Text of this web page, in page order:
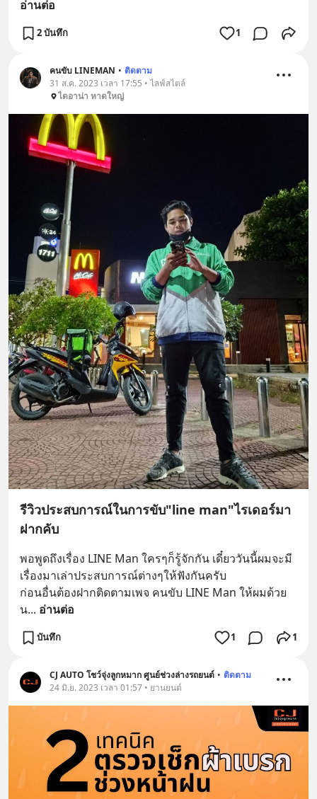
อ่านต่อ
2 บันทึก 1
คนขับ LINEMAN • ติดตาม
31 ส.ค. 2023 เวลา 17:55 • ไลฟ์สไตล์
ไดอาน่า หาดใหญ่
รีวิวประสบการณ์ในการขับ"line man"ไรเดอร์มา
ฝากคับ
พอพูดถึงเรื่อง LINE Man ใครๆก็รู้จักกัน เดี๋ยววันนี้ผมจะมี
เรื่องมาเล่าประสบการณ์ต่างๆให้ฟังกันครับ
ก่อนอื่นต้องฝากติดตามเพจ คนขับ LINE Man ให้ผมด้วย
น... อ่านต่อ
บันทึก 1 1
CJ AUTO โชว์จุ่งลูกหมาก ศูนย์ช่วงล่างรถยนต์ • ติดตาม
24 มิ.ย. 2023 เวลา 01:57 • ยานยนต์